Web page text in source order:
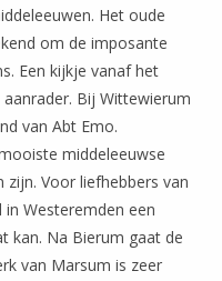
Het oude
om de imposante
Een kijkje vanaf het
Bij Wittewierum
van Abt Emo.
middeleeuwse
Voor liefhebbers van
Westeremden een
kan. Na Bierum gaat de
van Marsum is zeer